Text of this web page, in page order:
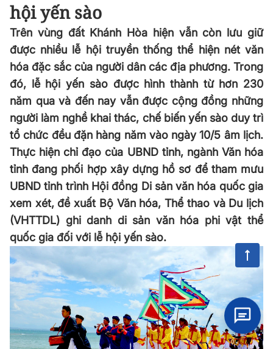
hội yến sào
Trên vùng đất Khánh Hòa hiện vẫn còn lưu giữ
được nhiều lễ hội truyền thống thể hiện nét văn
hóa đặc sắc của người dân các địa phương. Trong
đó, lễ hội yến sào được hình thành từ hơn 230
năm qua và đến nay vẫn được cộng đồng những
người làm nghề khai thác, chế biến yến sào duy trì
tổ chức đều đặn hàng năm vào ngày 10/5 âm lịch.
Thực hiện chỉ đạo của UBND tỉnh, ngành Văn hóa
tỉnh đang phối hợp xây dựng hồ sơ để tham mưu
UBND tỉnh trình Hội đồng Di sản văn hóa quốc gia
xem xét, đề xuất Bộ Văn hóa, Thể thao và Du lịch
(VHTTDL) ghi danh di sản văn hóa phi vật thể
quốc gia đối với lễ hội yến sào.